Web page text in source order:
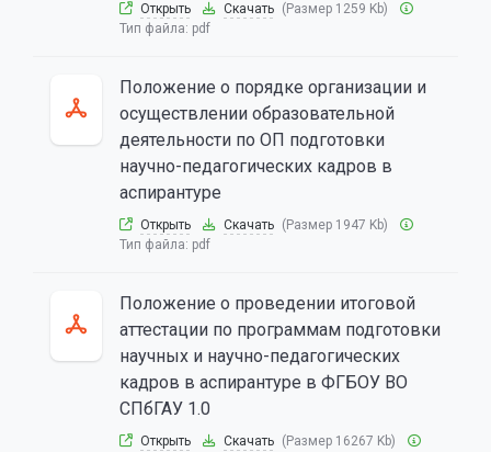
Открыть Скачать (Размер 1259 Kb)
Тип файла: pdf
Положение о порядке организации и
осуществлении образовательной
деятельности по ОП подготовки
научно-педагогических кадров в
аспирантуре
Открыть Скачать (Размер 1947 Kb)
Тип файла: pdf
Положение о проведении итоговой
аттестации по программам подготовки
научных и научно-педагогических
кадров в аспирантуре в ФГБОУ ВО
СПбГАУ 1.0
Открыть Скачать (Размер 16267 Kb)